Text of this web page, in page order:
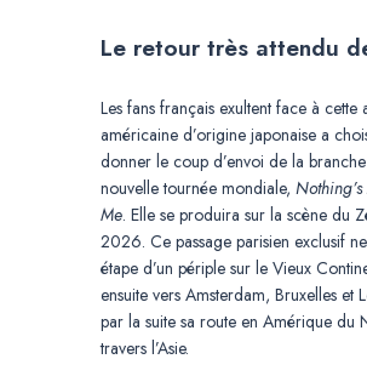
Le retour très attendu
Les fans français exultent face à cette
américaine d’origine japonaise a
donner le coup d’envoi de la
nouvelle tournée mondiale,
Me. Elle se produira sur la scène du
2026. Ce passage parisien exclusif
étape d’un périple sur le Vieux
ensuite vers Amsterdam, Bruxelles et
par la suite sa route en Amérique du
travers l’Asie.